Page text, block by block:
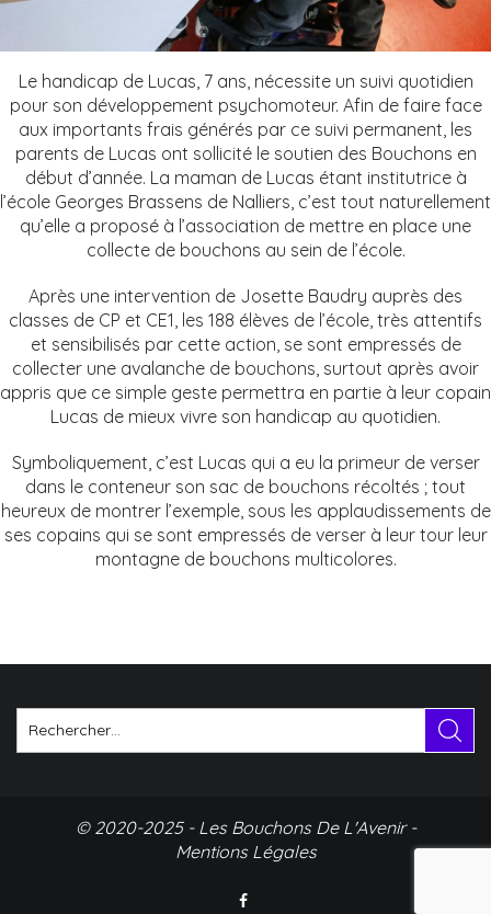
Le handicap de Lucas, 7 ans, nécessite un suivi quotidien
pour son développement psychomoteur. Afin de faire face
aux importants frais générés par ce suivi permanent, les
parents de Lucas ont sollicité le soutien des Bouchons en
début d’année. La maman de Lucas étant institutrice à
l’école Georges Brassens de Nalliers, c’est tout naturellement
qu’elle a proposé à l’association de mettre en place une
collecte de bouchons au sein de l’école.
Après une intervention de Josette Baudry auprès des
classes de CP et CE1, les 188 élèves de l’école, très attentifs
et sensibilisés par cette action, se sont empressés de
collecter une avalanche de bouchons, surtout après avoir
appris que ce simple geste permettra en partie à leur copain
Lucas de mieux vivre son handicap au quotidien.
Symboliquement, c’est Lucas qui a eu la primeur de verser
dans le conteneur son sac de bouchons récoltés ; tout
heureux de montrer l’exemple, sous les applaudissements de
ses copains qui se sont empressés de verser à leur tour leur
montagne de bouchons multicolores.
© 2020-2025 - Les Bouchons De L'Avenir -
Mentions Légales